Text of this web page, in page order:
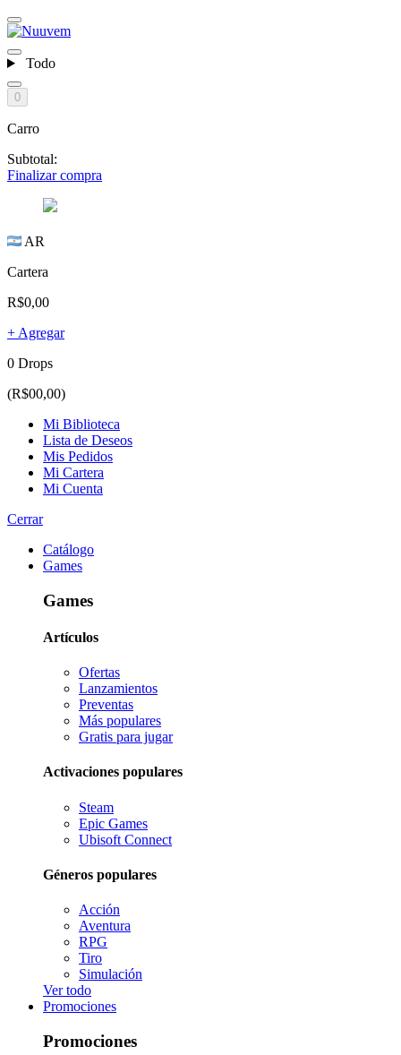
Todo
0
Carro
Subtotal:
Finalizar compra
AR
Cartera
R$0,00
+ Agregar
0 Drops
(R$00,00)
Mi Biblioteca
Lista de Deseos
Mis Pedidos
Mi Cartera
Mi Cuenta
Cerrar
Catálogo
Games
Games
Artículos
Ofertas
Lanzamientos
Preventas
Más populares
Gratis para jugar
Activaciones populares
Steam
Epic Games
Ubisoft Connect
Géneros populares
Acción
Aventura
RPG
Tiro
Simulación
Ver todo
Promociones
Promociones